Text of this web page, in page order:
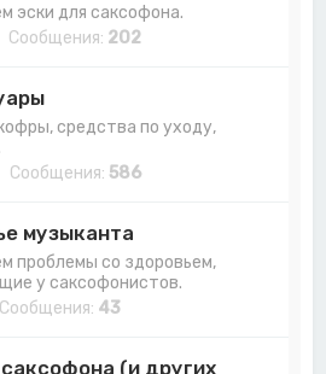
эски для саксофона.
Сообщения: 202
средства по уходу,
Сообщения: 586
музыканта
проблемы со здоровьем,
у саксофонистов.
43
(и других